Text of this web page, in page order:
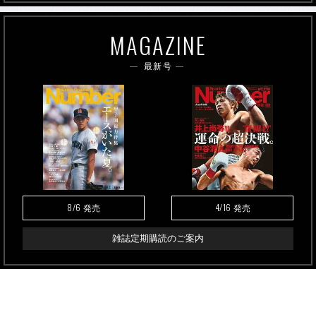
MAGAZINE
最新号
8/6 発売 4/16 発売
雑誌定期購読のご案内